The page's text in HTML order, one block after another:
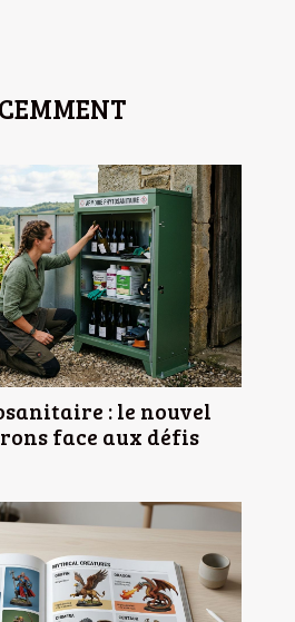
: le nouvel
face aux défis